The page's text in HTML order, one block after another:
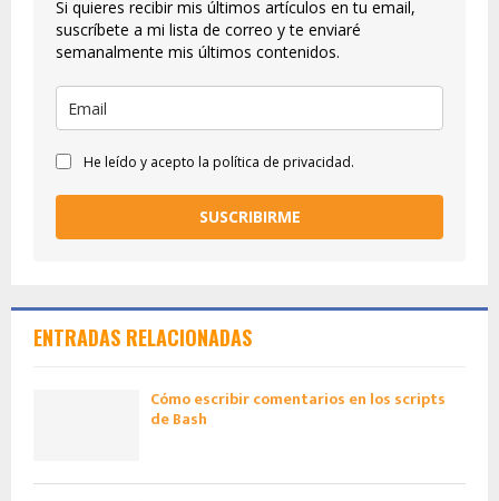
Si quieres recibir mis últimos artículos en tu email,
suscríbete a mi lista de correo y te enviaré
semanalmente mis últimos contenidos.
He leído y acepto la política de privacidad.
SUSCRIBIRME
ENTRADAS RELACIONADAS
Cómo escribir comentarios en los scripts
de Bash